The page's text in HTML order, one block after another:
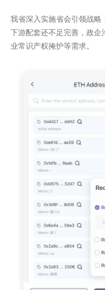
我省深入实施省会引领战略
下游配套还不足完善，政企
业常识产权掩护等需求。